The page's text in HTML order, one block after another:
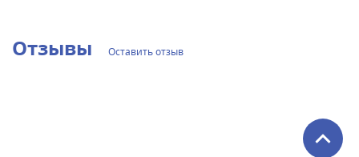
методов диагностики: УЗИ, лабораторные
Отзывы Оставить отзыв